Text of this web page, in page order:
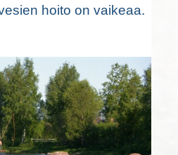
hoito on vaikeaa.